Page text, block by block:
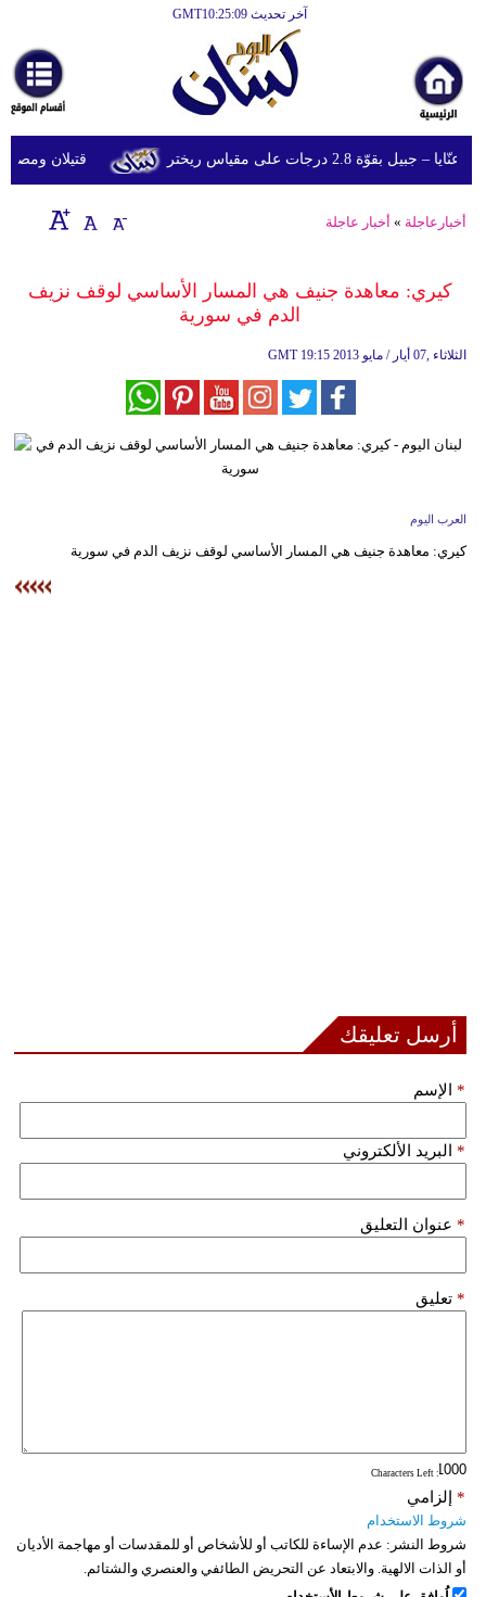
آخر تحديث GMT10:25:09
أخبارعاجلة
رياضة
ثقافة
إقتصاد
وموسيقى
أخبار
قتيلان ومصابون جراء 14 غارة إسرائيلية على 2.8 درجات على مقياس ريختر
أخبارعاجلة » أخبار عاجلة
كيري: معاهدة جنيف هي المسار الأساسي لوقف نزيف
الدم في سورية
GMT 19:15 2013 الثلاثاء ,07 أيار / مايو
العرب اليوم
كيري: معاهدة جنيف هي المسار الأساسي لوقف نزيف الدم في سورية
أرسل تعليقك
الإسم *
البريد الألكتروني *
عنوان التعليق *
تعليق *
: Characters Left
إلزامي *
شروط الاستخدام
شروط النشر: عدم الإساءة للكاتب أو للأشخاص أو للمقدسات أو مهاجمة الأديان
أو الذات الالهية. والابتعاد عن التحريض الطائفي والعنصري والشتائم.